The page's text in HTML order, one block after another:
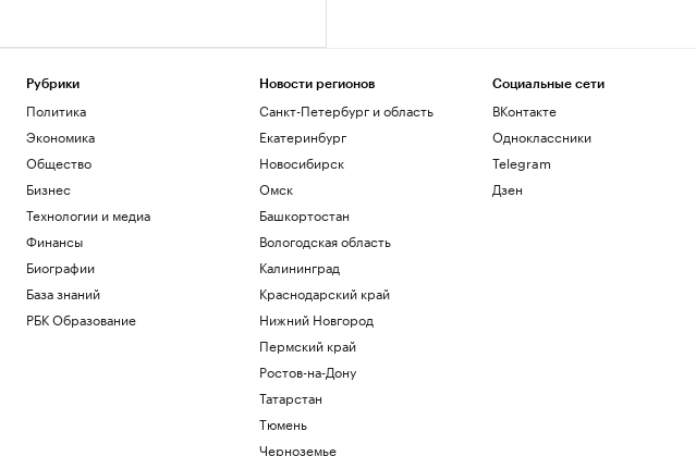
Рубрики
Политика
Экономика
Общество
Бизнес
Технологии и медиа
Финансы
Биографии
База знаний
РБК Образование
Новости регионов
Санкт-Петербург и область
Екатеринбург
Новосибирск
Омск
Башкортостан
Вологодская область
Калининград
Краснодарский край
Нижний Новгород
Пермский край
Ростов-на-Дону
Татарстан
Тюмень
Черноземье
Социальные сети
ВКонтакте
Одноклассники
Telegram
Дзен